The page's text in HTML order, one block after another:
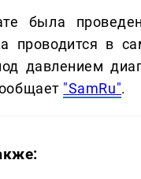
была
проводится в
давлением
"SamRu".